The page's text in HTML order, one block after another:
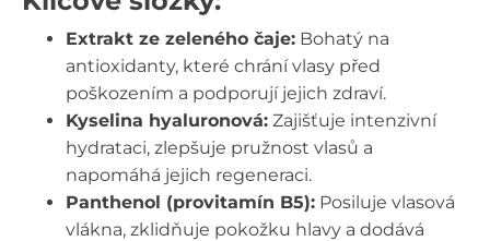
Extrakt ze zeleného čaje: Bohatý na
antioxidanty, které chrání vlasy před
poškozením a podporují jejich zdraví.
Kyselina hyaluronová: Zajišťuje intenzivní
hydrataci, zlepšuje pružnost vlasů a
napomáhá jejich regeneraci.
Panthenol (provitamín B5): Posiluje vlasová
vlákna, zklidňuje pokožku hlavy a dodává